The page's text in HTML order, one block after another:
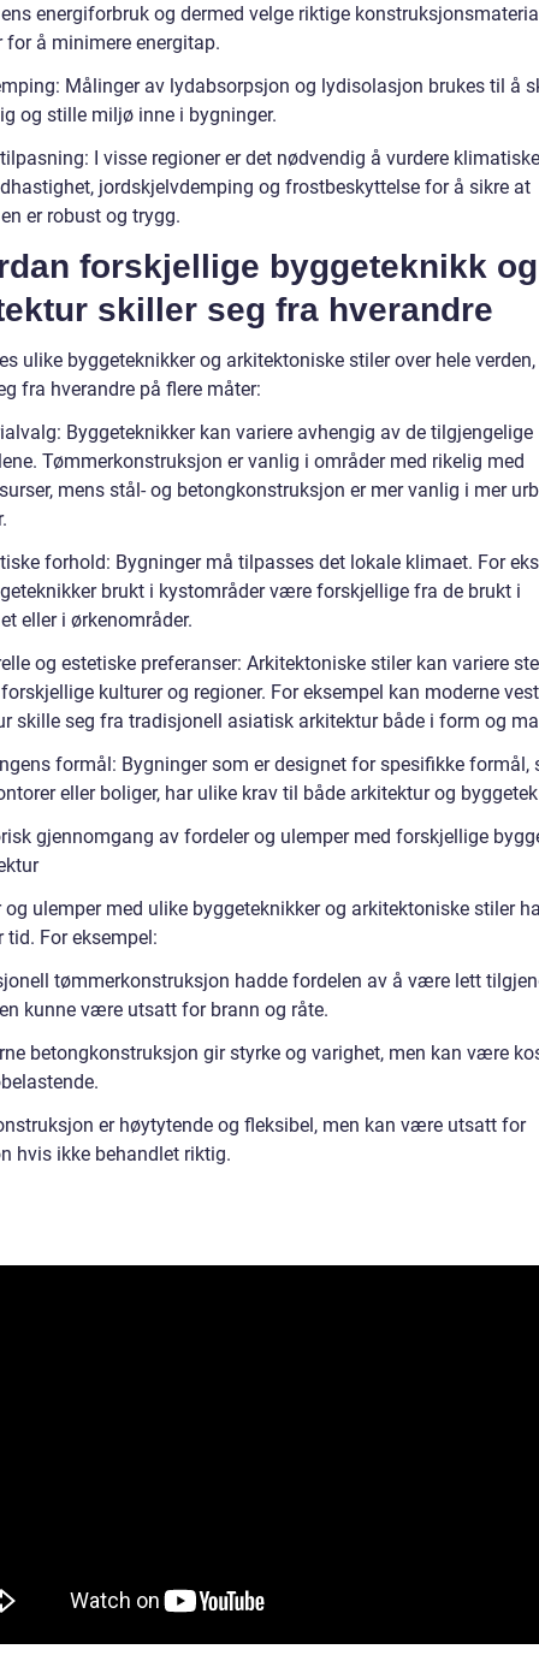
energiforbruk og dermed velge riktige
for å minimere energitap.
Målinger av lydabsorpsjon og lydisolasjon brukes til å
og stille miljø inne i bygninger.
I visse regioner er det nødvendig å vurdere
jordskjelvdemping og frostbeskyttelse for å sikre at
er robust og trygg.
forskjellige byggeteknikk og
skiller seg fra hverandre
ulike byggeteknikker og arkitektoniske stiler over hele
fra hverandre på flere måter:
Byggeteknikker kan variere avhengig av de tilgjengelige
Tømmerkonstruksjon er vanlig i områder med rikelig med
mens stål- og betongkonstruksjon er mer vanlig i mer
forhold: Bygninger må tilpasses det lokale klimaet. For
brukt i kystområder være forskjellige fra de brukt i
eller i ørkenområder.
og estetiske preferanser: Arkitektoniske stiler kan variere
kulturer og regioner. For eksempel kan moderne
skille seg fra tradisjonell asiatisk arkitektur både i form og
formål: Bygninger som er designet for spesifikke formål,
eller boliger, har ulike krav til både arkitektur og
gjennomgang av fordeler og ulemper med forskjellige
og ulemper med ulike byggeteknikker og arkitektoniske stiler
tid. For eksempel:
tømmerkonstruksjon hadde fordelen av å være lett
kunne være utsatt for brann og råte.
betongkonstruksjon gir styrke og varighet, men kan være
er høytytende og fleksibel, men kan være utsatt for
hvis ikke behandlet riktig.